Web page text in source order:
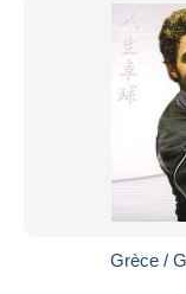
Grèce /